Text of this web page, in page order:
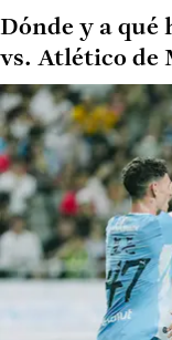
Dónde y a qué
vs. Atlético de